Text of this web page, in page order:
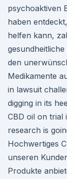
psychoaktiven
haben
helfen kann,
den
Medikamente
in lawsuit
digging in its
CBD oil on trial
research is
Hochwertiges
unseren
Produkte